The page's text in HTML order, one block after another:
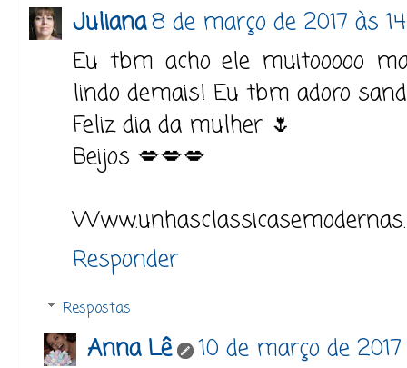
Juliana8 de março de 2017 às
Eu tbm acho ele muitooooo
lindo demais! Eu tbm adoro
Feliz dia da mulher 🌷
Beijos 💋💋💋
Responder
Respostas
Anna Lê
10 de março de 2017